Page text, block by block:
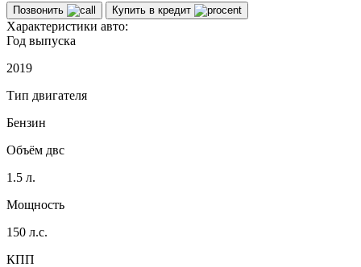
Позвонить Купить в кредит
Характеристики авто:
Год выпуска
2019
Тип двигателя
Бензин
Объём двс
1.5 л.
Мощность
150 л.с.
КПП